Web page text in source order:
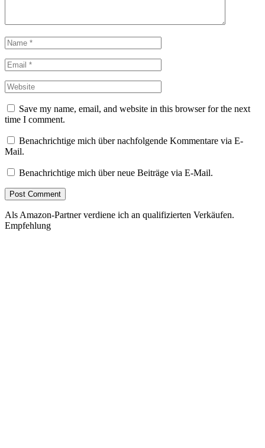
Save my name, email, and website in this browser for the next
time I comment.
Benachrichtige mich über nachfolgende Kommentare via E-
Mail.
Benachrichtige mich über neue Beiträge via E-Mail.
Als Amazon-Partner verdiene ich an qualifizierten Verkäufen.
Empfehlung